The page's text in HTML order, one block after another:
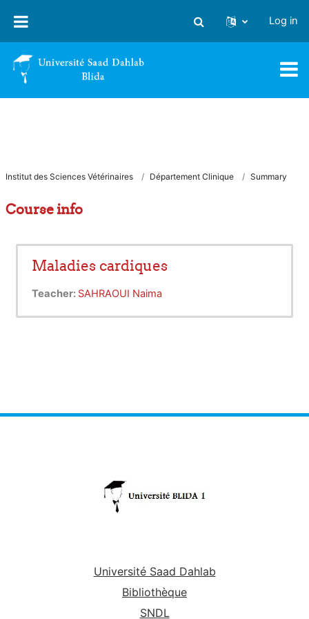
Toggle search input
Log in
Institut des Sciences Vétérinaires Département Clinique Summary
Course info
Maladies cardiques
Teacher: SAHRAOUI Naima
Université Saad Dahlab
Bibliothèque
SNDL